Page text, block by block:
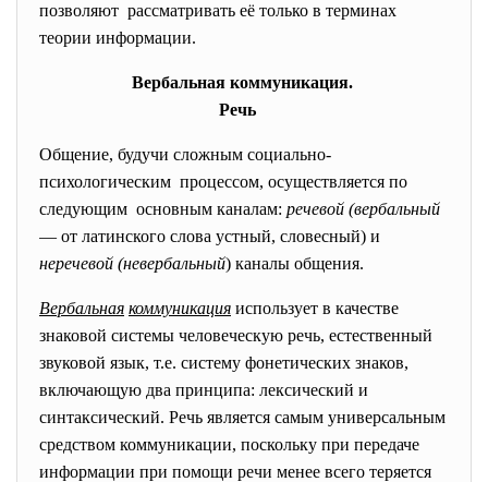
позволяют рассматривать её только в терминах
теории информации.
Вербальная коммуникация.
Речь
Общение, будучи сложным социально-
психологическим процессом, осуществляется по
следующим основным каналам: речевой (вербальный
— от латинского слова устный, словесный) и
неречевой (невербальный) каналы общения.
Вербальная коммуникация использует в качестве
знаковой системы человеческую речь, естественный
звуковой язык, т.е. систему фонетических знаков,
включающую два принципа: лексический и
синтаксический. Речь является самым универсальным
средством коммуникации, поскольку при передаче
информации при помощи речи менее всего теряется